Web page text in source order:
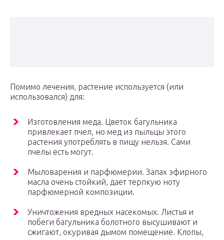
Помимо лечения, растение используется (или
использовался) для:
Изготовления меда. Цветок багульника
привлекает пчел, но мед из пыльцы этого
растения употреблять в пищу нельзя. Сами
пчелы есть могут.
Мыловарения и парфюмерии. Запах эфирного
масла очень стойкий, дает терпкую ноту
парфюмерной композиции.
Уничтожения вредных насекомых. Листья и
побеги багульника болотного высушивают и
сжигают, окуривая дымом помещение. Клопы,